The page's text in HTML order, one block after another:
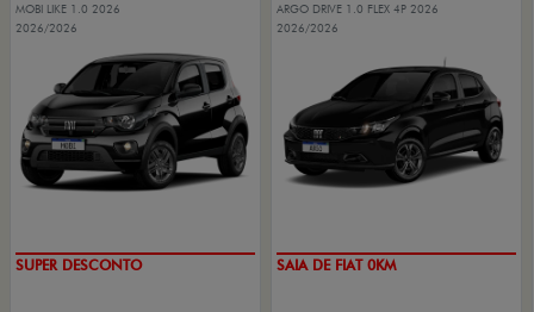
MOBI LIKE 1.0 2026
2026/2026
SUPER DESCONTO
ARGO DRIVE 1.0 FLEX 4P 2026
2026/2026
SAIA DE FIAT 0KM